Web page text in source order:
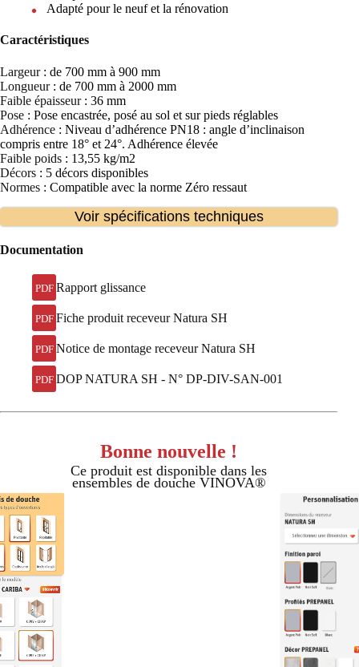
Adapté pour le neuf et la rénovation
Caractéristiques
Largeur: de 700 mm à 900 mm
Longueur: de 700 mm à 2000 mm
Faible épaisseur: 36 mm
Pose : Pose encastrée, posé au sol et sur pieds réglables
Adhérence : Niveau d’adhérence PN18 : angle d’inclinaison
compris entre 18° et 24°. Adhérence élevée
Faible poids : 13,55 kg/m2
Décors : 5 décors disponibles
Normes : Compatible avec la norme Zéro ressaut
Voir spécifications techniques
Documentation
PDF Rapport glissance
PDF Fiche produit receveur Natura SH
PDF Notice de montage receveur Natura SH
PDF DOP NATURA SH - N° DP-DIV-SAN-001
Bonne nouvelle !
Ce produit est disponible dans les
ensembles de douche VINOVA®